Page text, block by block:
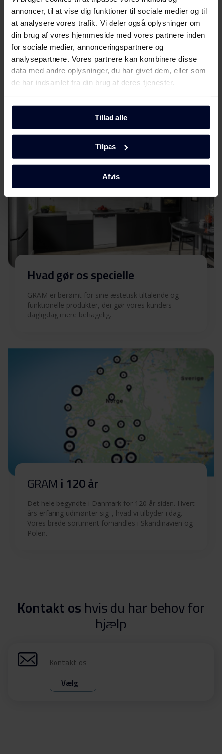
annoncer, til at vise dig funktioner til sociale medier og til
at analysere vores trafik. Vi deler også oplysninger om
din brug af vores hjemmeside med vores partnere inden
for sociale medier, annonceringspartnere og
analysepartnere. Vores partnere kan kombinere disse
data med andre oplysninger, du har givet dem, eller som
de har indsamlet fra din brug af deres tjenester.
Tillad alle
Tilpas
Afvis
VælgGRAM
...fordi vi fokuserer på kvalitet og holdbarhed ved at
udvikle miljøvenlige og funktionelle
skandinavisk design for at gøre dem enestående.
Hvad gør os specielle
GRAM er berømt for sine æstetisk tiltalende og
funktionelle produkter, der gør vores kunders
dagligdag mere behagelig.
GRAM i 120 år
Det hele begyndte i Danmark for 120 år siden. Hvert
års erfaring udmønter sig i, hvad vi tilbyder i dag.
Vores brede sortiment forhandles i Skandinavien og
Polen.
Kontakt os hvis du har behov for
hjælp
Kontakt os
Vælg